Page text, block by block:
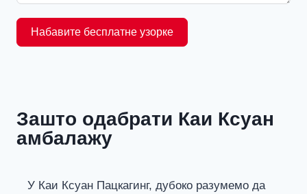
Набавите бесплатне узорке
Зашто одабрати Каи Ксуан
амбалажу
У Каи Ксуан Пацкагинг, дубоко разумемо да